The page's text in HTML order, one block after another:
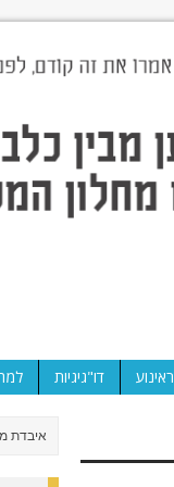
ראינוע דו"גיגיות